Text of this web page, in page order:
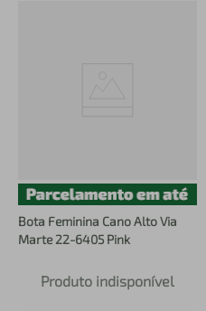
Bota Feminina Cano Alto Via
Marte 22-6405 Pink
Produto indisponível